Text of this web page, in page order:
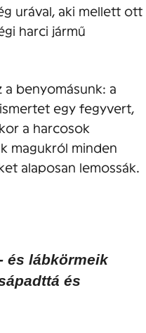
urával, aki mellett ott
harci jármű
a benyomásunk: a
egy fegyvert,
a harcosok
magukról minden
alaposan lemossák.
és lábkörmeik
és